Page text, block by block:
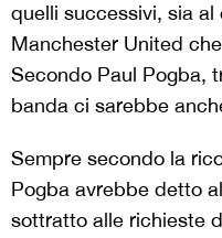
quelli successivi, sia al
Manchester United
Secondo Paul Pogba,
banda ci sarebbe
Sempre secondo la
Pogba avrebbe detto
sottratto alle richieste